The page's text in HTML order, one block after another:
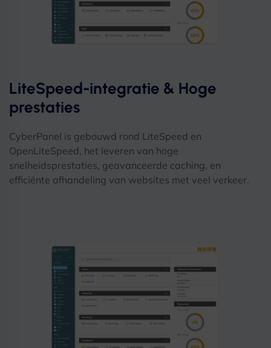
LiteSpeed-integratie & Hoge
prestaties
CyberPanel is gebouwd rond LiteSpeed ​​en
OpenLiteSpeed, het leveren van hoge
snelheidsprestaties, geavanceerde caching, en
efficiënte afhandeling van websites met veel verkeer.